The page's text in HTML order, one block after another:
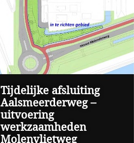
Tijdelijke afsluiting
Aalsmeerderweg –
uitvoering
werkzaamheden
Molenvlietweg